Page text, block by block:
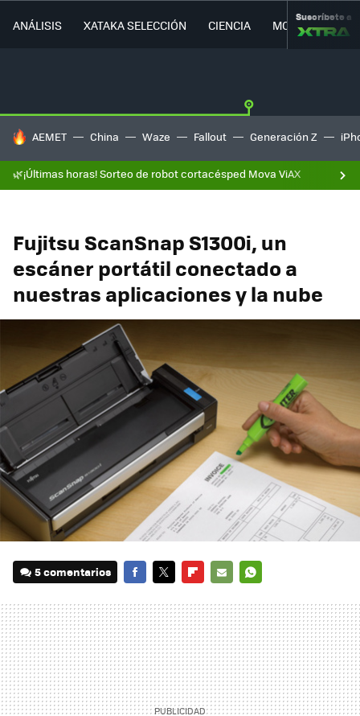
ANÁLISIS XATAKA SELECCIÓN CIENCIA MOVILIDAD
Suscríbete a
HOY SE HABLA DE
AEMET China Waze Fallout Generación Z
🌿¡Últimas horas! Sorteo de robot cortacésped Mova ViAX
Fujitsu ScanSnap S1300i, un
escáner portátil conectado a
nuestras aplicaciones y la nube
5 comentarios
MAIL